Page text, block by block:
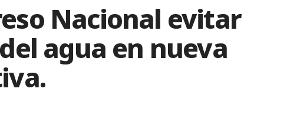
Nacional evitar
agua en nueva